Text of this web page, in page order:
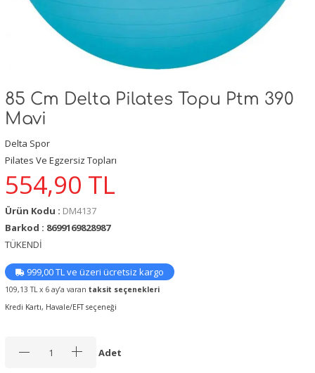
85 Cm Delta Pilates Topu Ptm 390
Mavi
Delta Spor
Pilates Ve Egzersiz Topları
554,90 TL
Ürün Kodu : DM4137
Barkod : 8699169828987
TÜKENDİ
999,00 TL ve üzeri ücretsiz kargo
109,13 TL x 6 ay’a varan taksit seçenekleri
Kredi Kartı, Havale/EFT seçeneği
Adet